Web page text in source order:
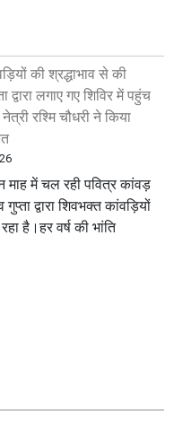
की श्रद्धाभाव से की
द्वारा लगाए गए शिविर में पहुंच
रश्मि चौधरी ने किया
में चल रही पवित्र कांवड़
द्वारा शिवभक्त कांवड़ियों
है।हर वर्ष की भांति